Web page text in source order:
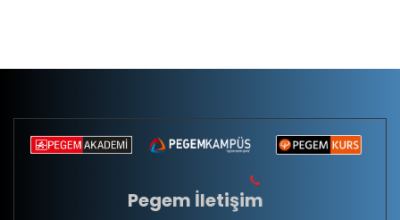
Pegem İletişim